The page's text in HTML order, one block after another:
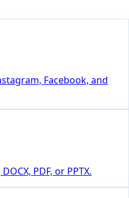
Facebook, and
PDF, or PPTX.